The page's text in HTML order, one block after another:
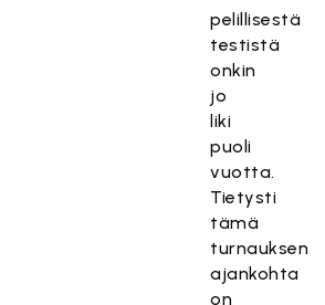
pelillisestä
testistä
onkin
jo
liki
puoli
vuotta.
Tietysti
tämä
turnauksen
ajankohta
on